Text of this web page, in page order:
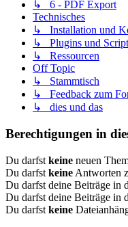
↳ 6 - PDF Export
Technisches
↳ Installation und
↳ Plugins und
↳ Ressourcen
Off Topic
↳ Stammtisch
↳ Feedback zum
↳ dies und das
Berechtigungen in
Du darfst keine neuen
Du darfst keine Antworten
Du darfst deine Beiträge in
Du darfst deine Beiträge in
Du darfst keine